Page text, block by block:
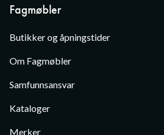
Fagmøbler
Butikker og åpningstider
Om Fagmøbler
Samfunnsansvar
Kataloger
Merker